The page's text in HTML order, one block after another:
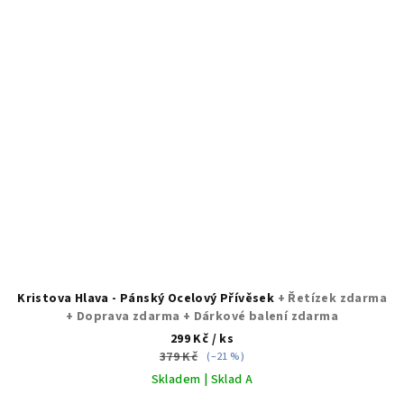
Kristova Hlava - Pánský Ocelový Přívěsek + Řetízek zdarma
+ Doprava zdarma + Dárkové balení zdarma
299 Kč / ks
379 Kč (–21 %)
Skladem | Sklad A